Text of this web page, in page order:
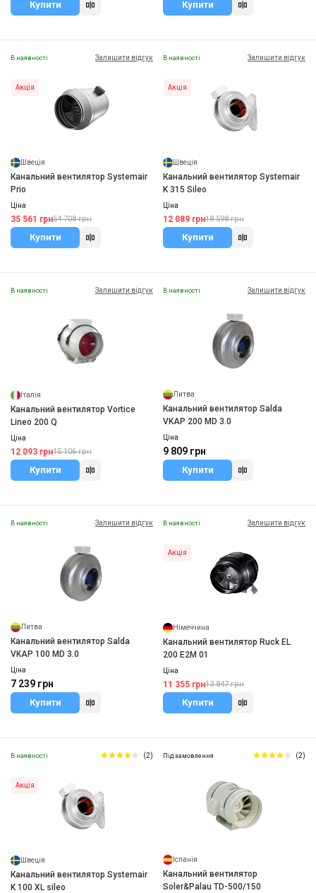
Купити Купити
В наявності Залишити відгук
Акція
Швеція
Канальний вентилятор Systemair
Prio
Ціна
35 561 грн54 708 грн
Купити
В наявності Залишити відгук
Акція
Швеція
Канальний вентилятор Systemair
K 315 Sileo
Ціна
12 089 грн18 598 грн
Купити
В наявності Залишити відгук
Італія
Канальний вентилятор Vortice
Lineo 200 Q
Ціна
12 093 грн15 106 грн
Купити
В наявності Залишити відгук
Литва
Канальний вентилятор Salda
VKAP 200 MD 3.0
Ціна
9 809 грн
Купити
В наявності Залишити відгук
Литва
Канальний вентилятор Salda
VKAP 100 MD 3.0
Ціна
7 239 грн
Купити
В наявності Залишити відгук
Акція
Німеччина
Канальний вентилятор Ruck EL
200 E2M 01
Ціна
11 355 грн13 847 грн
Купити
В наявності (2)
Акція
Швеція
Канальний вентилятор Systemair
K 100 XL sileo
Під замовлення (2)
Іспанія
Канальний вентилятор
Soler&Palau TD-500/150